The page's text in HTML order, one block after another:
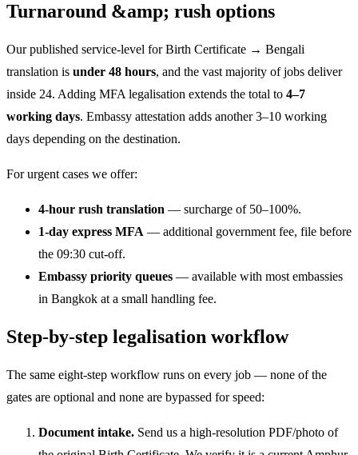
Turnaround &amp; rush options
Our published service-level for Birth Certificate → Bengali
translation is under 48 hours, and the vast majority of jobs deliver
inside 24. Adding MFA legalisation extends the total to 4–7
working days. Embassy attestation adds another 3–10 working
days depending on the destination.
For urgent cases we offer:
4-hour rush translation — surcharge of 50–100%.
1-day express MFA — additional government fee, file before
the 09:30 cut-off.
Embassy priority queues — available with most embassies
in Bangkok at a small handling fee.
Step-by-step legalisation workflow
The same eight-step workflow runs on every job — none of the
gates are optional and none are bypassed for speed:
Document intake. Send us a high-resolution PDF/photo of